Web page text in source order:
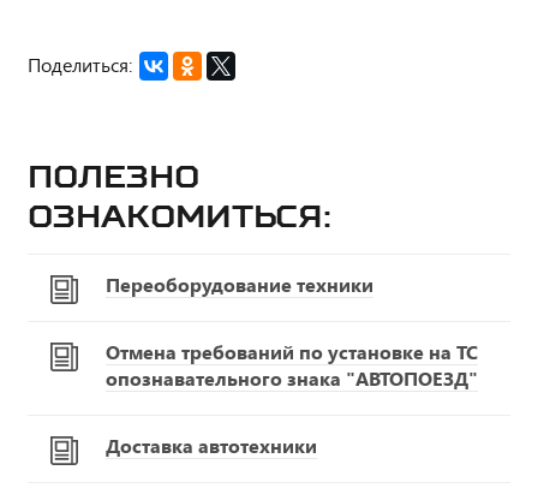
Поделиться:
Полезно
ознакомиться:
Переоборудование техники
Отмена требований по установке на ТС
опознавательного знака "АВТОПОЕЗД"
Доставка автотехники